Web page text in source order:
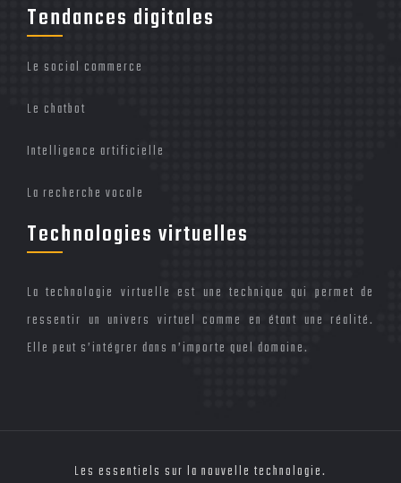
Tendances digitales
Le social commerce
Le chatbot
Intelligence artificielle
La recherche vocale
Technologies virtuelles
La technologie virtuelle est une technique qui permet de
ressentir un univers virtuel comme en étant une réalité.
Elle peut s’intégrer dans n’importe quel domaine.
Les essentiels sur la nouvelle technologie.